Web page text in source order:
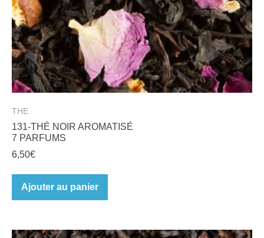
THE
131-THÉ NOIR AROMATISÉ
7 PARFUMS
6,50€
Ajouter au panier